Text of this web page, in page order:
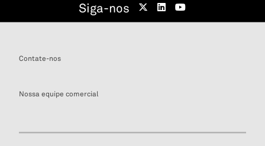
Siga-nos
Contate-nos
Nossa equipe comercial